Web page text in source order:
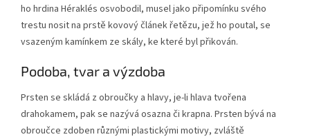
ho hrdina Héraklés osvobodil, musel jako připomínku svého
trestu nosit na prstě kovový článek řetězu, jež ho poutal, se
vsazeným kamínkem ze skály, ke které byl přikován.
Podoba, tvar a výzdoba
Prsten se skládá z obroučky a hlavy, je-li hlava tvořena
drahokamem, pak se nazývá osazna či krapna. Prsten bývá na
obroučce zdoben různými plastickými motivy, zvláště